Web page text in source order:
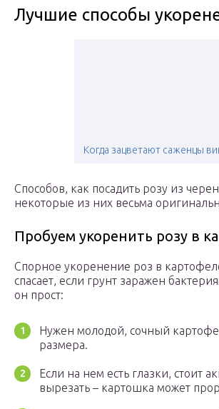
Лучшие способы
Когда зацветают саженцы
Способов, как посадить розу из
некоторые из них весьма
Пробуем укоренить розу в
Спорное укоренение роз в
спасает, если грунт заражен
он прост:
Нужен молодой, сочный
размера.
Если на нем есть глазки, стоит
вырезать – картошка может